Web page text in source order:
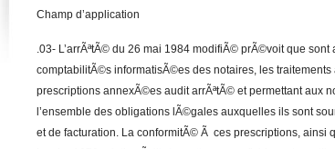
Champ d’application
.03- L’arrÃªtÃ© du 26 mai 1984 modifiÃ© prÃ©voit que
comptabilitÃ©s informatisÃ©es des notaires, les
prescriptions annexÃ©es audit arrÃªtÃ© et permettant aux
l’ensemble des obligations lÃ©gales auxquelles ils sont
et de facturation. La conformitÃ© Ã ces prescriptions, ainsi